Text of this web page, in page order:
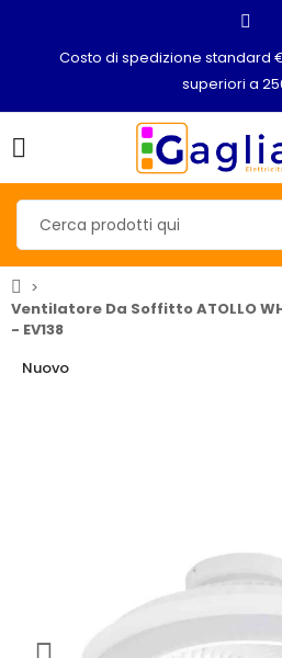
Costo di spedizione standard
superiori a
Ventilatore Da Soffitto ATOLLO
- EV138
Nuovo